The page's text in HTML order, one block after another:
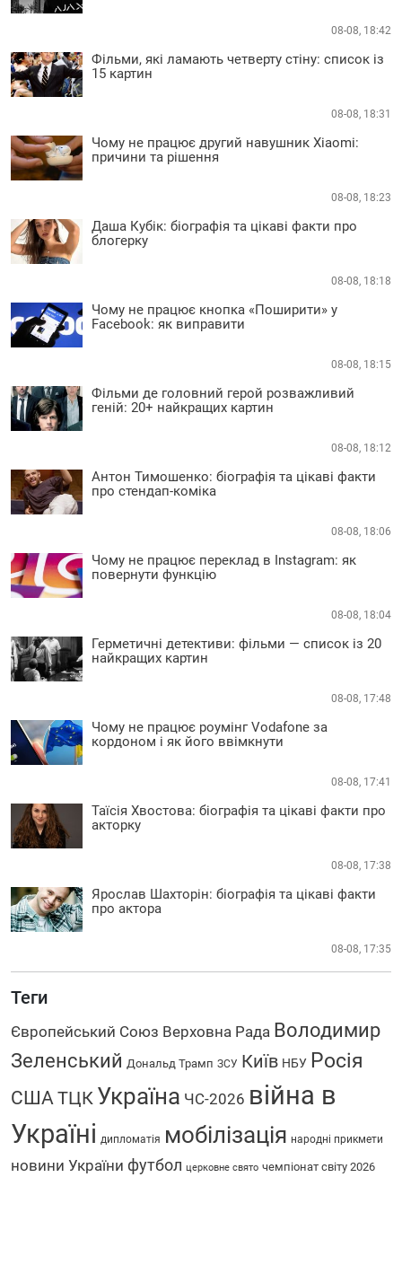
08-08, 18:42
Фільми, які ламають четверту стіну: список із
15 картин
08-08, 18:31
Чому не працює другий навушник Xiaomi:
причини та рішення
08-08, 18:23
Даша Кубік: біографія та цікаві факти про
блогерку
08-08, 18:18
Чому не працює кнопка «Поширити» у
Facebook: як виправити
08-08, 18:15
Фільми де головний герой розважливий
геній: 20+ найкращих картин
08-08, 18:12
Антон Тимошенко: біографія та цікаві факти
про стендап-коміка
08-08, 18:06
Чому не працює переклад в Instagram: як
повернути функцію
08-08, 18:04
Герметичні детективи: фільми — список із 20
найкращих картин
08-08, 17:48
Чому не працює роумінг Vodafone за
кордоном і як його ввімкнути
08-08, 17:41
Таїсія Хвостова: біографія та цікаві факти про
акторку
08-08, 17:38
Ярослав Шахторін: біографія та цікаві факти
про актора
08-08, 17:35
Теги
Європейський Союз Верховна Рада Володимир
Зеленський Дональд Трамп ЗСУ Київ НБУ Росія
СШАТЦК Україна ЧС-2026 війна в
Україні дипломатія мобілізація народні прикмети
новини України футбол церковне свято чемпіонат світу 2026